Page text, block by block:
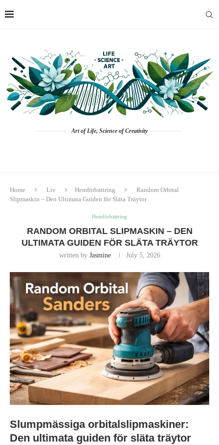
Art of Life, Science of Creativity
Home Liv Hemförbättring
Random Orbital
Slipmaskin – Den Ultimata Guiden för Släta Träytor
Hemförbättring
RANDOM ORBITAL SLIPMASKIN – DEN
ULTIMATA GUIDEN FÖR SLÄTA TRÄYTOR
written by Jasmine July 5, 2026
Slumpmässiga orbitalslipmaskiner:
Den ultimata guiden för släta träytor